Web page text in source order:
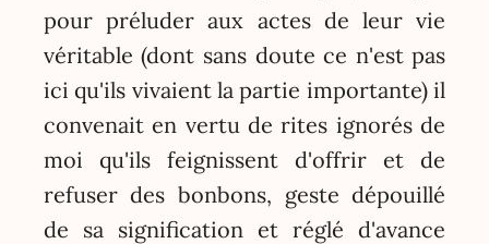
pour préluder aux actes de leur vie
véritable (dont sans doute ce n'est pas
ici qu'ils vivaient la partie importante) il
convenait en vertu de rites ignorés de
moi qu'ils feignissent d'offrir et de
refuser des bonbons, geste dépouillé
de sa signification et réglé d'avance